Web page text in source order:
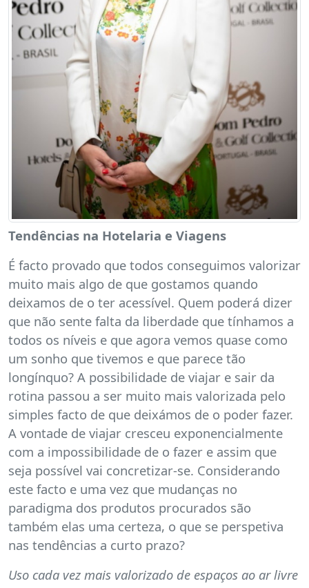
Tendências na Hotelaria e Viagens
É facto provado que todos conseguimos valorizar
muito mais algo de que gostamos quando
deixamos de o ter acessível. Quem poderá dizer
que não sente falta da liberdade que tínhamos a
todos os níveis e que agora vemos quase como
um sonho que tivemos e que parece tão
longínquo? A possibilidade de viajar e sair da
rotina passou a ser muito mais valorizada pelo
simples facto de que deixámos de o poder fazer.
A vontade de viajar cresceu exponencialmente
com a impossibilidade de o fazer e assim que
seja possível vai concretizar-se. Considerando
este facto e uma vez que mudanças no
paradigma dos produtos procurados são
também elas uma certeza, o que se perspetiva
nas tendências a curto prazo?
Uso cada vez mais valorizado de espaços ao ar livre